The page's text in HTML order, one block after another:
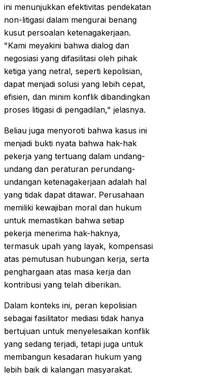
ini menunjukkan efektivitas pendekatan
non-litigasi dalam mengurai benang
kusut persoalan ketenagakerjaan.
"Kami meyakini bahwa dialog dan
negosiasi yang difasilitasi oleh pihak
ketiga yang netral, seperti kepolisian,
dapat menjadi solusi yang lebih cepat,
efisien, dan minim konflik dibandingkan
proses litigasi di pengadilan," jelasnya.
Beliau juga menyoroti bahwa kasus ini
menjadi bukti nyata bahwa hak-hak
pekerja yang tertuang dalam undang-
undang dan peraturan perundang-
undangan ketenagakerjaan adalah hal
yang tidak dapat ditawar. Perusahaan
memiliki kewajiban moral dan hukum
untuk memastikan bahwa setiap
pekerja menerima hak-haknya,
termasuk upah yang layak, kompensasi
atas pemutusan hubungan kerja, serta
penghargaan atas masa kerja dan
kontribusi yang telah diberikan.
Dalam konteks ini, peran kepolisian
sebagai fasilitator mediasi tidak hanya
bertujuan untuk menyelesaikan konflik
yang sedang terjadi, tetapi juga untuk
membangun kesadaran hukum yang
lebih baik di kalangan masyarakat.